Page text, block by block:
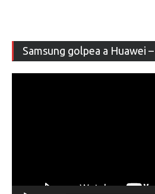
Samsung golpea a Huawei